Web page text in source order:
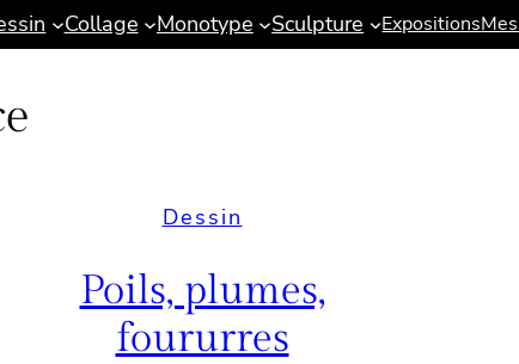
Collage Monotype Sculpture Expositions
Dessin
Poils, plumes,
foururres